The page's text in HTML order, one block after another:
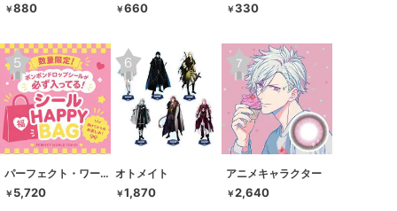
￥880 ￥660 ￥330
パーフェクト・ワールド・トーキョー
￥ 5,720
オトメイト
￥1,870
アニメキャラクター
￥2,640